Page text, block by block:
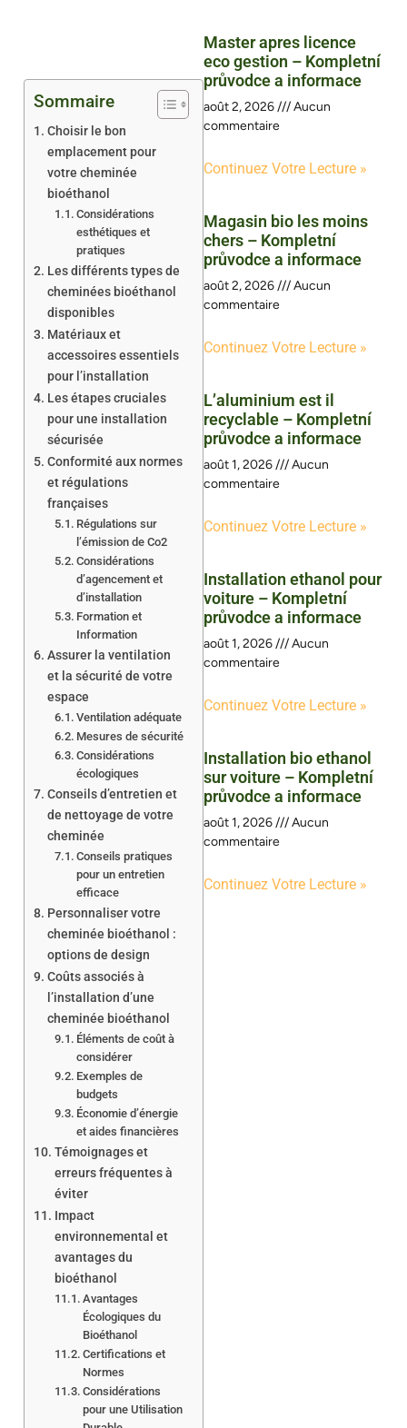
Sommaire
Choisir le bon
emplacement pour
votre cheminée
bioéthanol
Considérations
esthétiques et
pratiques
Les différents types de
cheminées bioéthanol
disponibles
Matériaux et
accessoires essentiels
pour l’installation
Les étapes cruciales
pour une installation
sécurisée
Conformité aux normes
et régulations
françaises
Régulations sur
l’émission de Co2
Considérations
d’agencement et
d’installation
Formation et
Information
Assurer la ventilation
et la sécurité de votre
espace
Ventilation adéquate
Mesures de sécurité
Considérations
écologiques
Conseils d’entretien et
de nettoyage de votre
cheminée
Conseils pratiques
pour un entretien
efficace
Personnaliser votre
cheminée bioéthanol :
options de design
Coûts associés à
l’installation d’une
cheminée bioéthanol
Éléments de coût à
considérer
Exemples de
budgets
Économie d’énergie
et aides financières
Témoignages et
erreurs fréquentes à
éviter
Impact
environnemental et
avantages du
bioéthanol
Avantages
Écologiques du
Bioéthanol
Certifications et
Normes
Considérations
pour une Utilisation
Master apres licence
eco gestion – Kompletní
průvodce a informace
août 2, 2026
Aucun
commentaire
Continuez Votre Lecture »
Magasin bio les moins
chers – Kompletní
průvodce a informace
août 2, 2026
Aucun
commentaire
Continuez Votre Lecture »
L’aluminium est il
recyclable – Kompletní
průvodce a informace
août 1, 2026
Aucun
commentaire
Continuez Votre Lecture »
Installation ethanol pour
voiture – Kompletní
průvodce a informace
août 1, 2026
Aucun
commentaire
Continuez Votre Lecture »
Installation bio ethanol
sur voiture – Kompletní
průvodce a informace
août 1, 2026
Aucun
commentaire
Continuez Votre Lecture »